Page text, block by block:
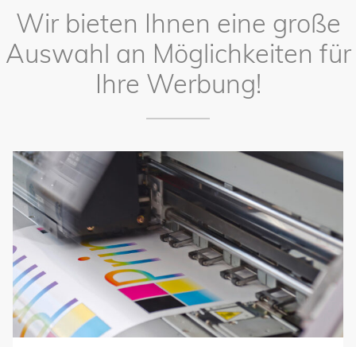
Wir bieten Ihnen eine große
Auswahl an Möglichkeiten für
Ihre Werbung!